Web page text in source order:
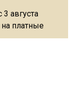
августа
платные